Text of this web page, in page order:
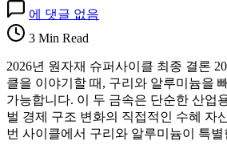
년
원
재
슈
퍼
사
이
에 댓글 없음
3 Min Read
2026년 원자재 슈퍼사이클 최종 결론
클을 이야기할 때, 구리와 알루미늄을
가능합니다. 이 두 금속은 단순한 산업
벌 경제 구조 변화의 직접적인 수혜 자
번 사이클에서 구리와 알루미늄이 특별